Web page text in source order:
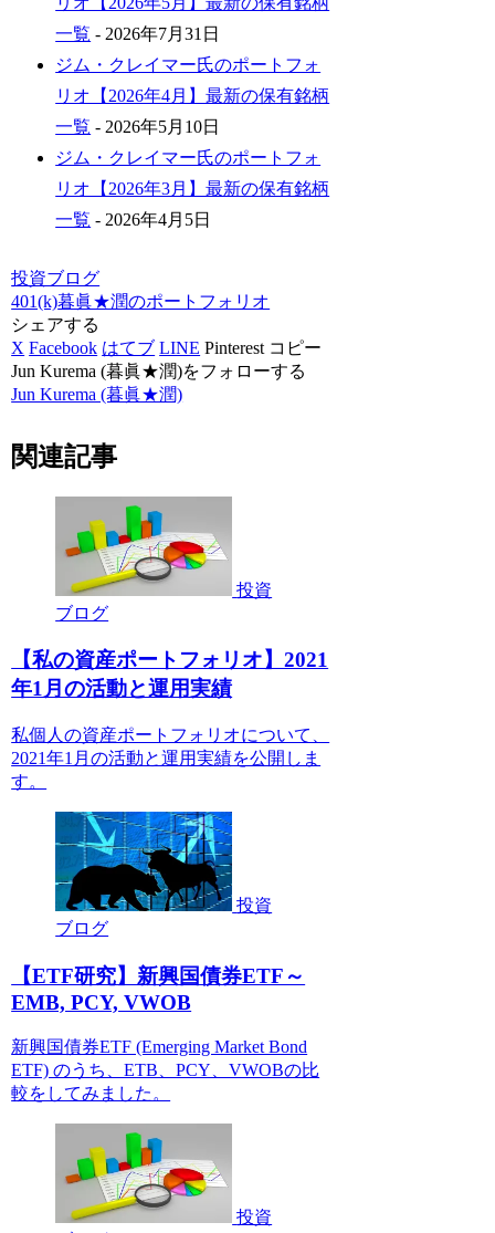
一覧 - 2026年7月31日
ジム・クレイマー氏のポートフォ
リオ【2026年4月】最新の保有銘柄
一覧 - 2026年5月10日
ジム・クレイマー氏のポートフォ
リオ【2026年3月】最新の保有銘柄
一覧 - 2026年4月5日
投資ブログ
401(k)暮眞★潤のポートフォリオ
シェアする
X Facebook はてブ LINE Pinterest コピー
Jun Kurema (暮眞★潤)をフォローする
Jun Kurema (暮眞★潤)
関連記事
投資
ブログ
【私の資産ポートフォリオ】2021
年1月の活動と運用実績
私個人の資産ポートフォリオについて、
2021年1月の活動と運用実績を公開しま
す。
投資
ブログ
【ETF研究】新興国債券ETF～
EMB, PCY, VWOB
新興国債券ETF (Emerging Market Bond
ETF) のうち、ETB、PCY、VWOBの比
較をしてみました。
投資